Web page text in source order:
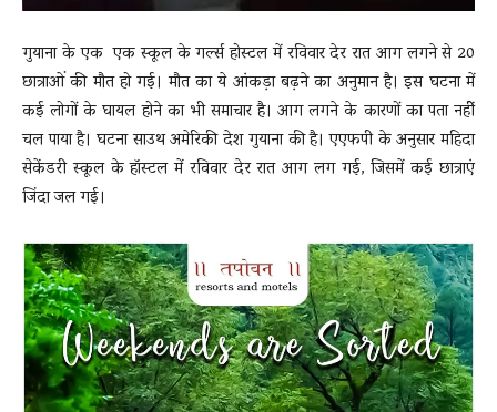
गुयाना के एक एक स्कूल के गर्ल्स होस्टल में रविवार देर रात आग लगने से 20
छात्राओं की मौत हो गई। मौत का ये आंकड़ा बढ़ने का अनुमान है। इस घटना में
कई लोगों के घायल होने का भी समाचार है। आग लगने के कारणों का पता नहीें
चल पाया है। घटना साउथ अमेरिकी देश गुयाना की है। एएफपी के अनुसार महिदा
सेकेंडरी स्कूल के हॉस्टल में रविवार देर रात आग लग गई, जिसमें कई छात्राएं
जिंदा जल गई।